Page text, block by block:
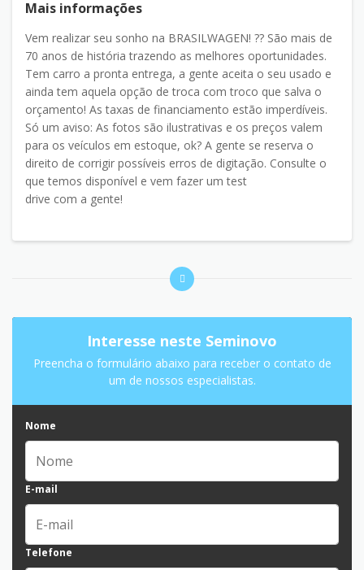
Mais informações
Vem realizar seu sonho na BRASILWAGEN! ?? São mais de
70 anos de história trazendo as melhores oportunidades.
Tem carro a pronta entrega, a gente aceita o seu usado e
ainda tem aquela opção de troca com troco que salva o
orçamento! As taxas de financiamento estão imperdíveis.
Só um aviso: As fotos são ilustrativas e os preços valem
para os veículos em estoque, ok? A gente se reserva o
direito de corrigir possíveis erros de digitação. Consulte o
que temos disponível e vem fazer um test
drive com a gente!
Interesse neste Seminovo
Preencha o formulário abaixo para receber o contato de
um de nossos especialistas.
Nome
E-mail
Telefone